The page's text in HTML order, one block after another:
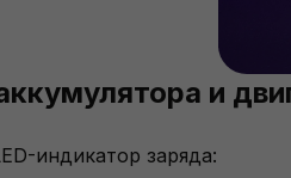
и
индикатор заряда: